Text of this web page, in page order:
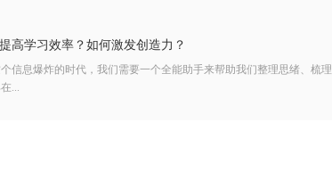
高学习效率？如何激发创造力？
信息爆炸的时代，我们需要一个全能助手来帮助我们整理思绪、梳理
...